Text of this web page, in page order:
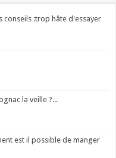
conseils :trop hâte d'essayer
la veille ?...
est il possible de manger